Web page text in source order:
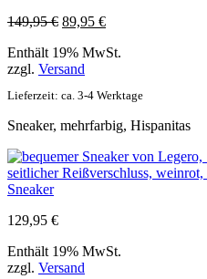
149,95€ Ursprünglicher
war:
149,95 €
89,95 €Aktueller
ist:
Enthält 19% MwSt.
zzgl. Versand
Lieferzeit: ca. 3-4 Werktage
Sneaker, mehrfarbig, Hispanitas
Sneaker
129,95 €
Enthält 19% MwSt.
zzgl. Versand